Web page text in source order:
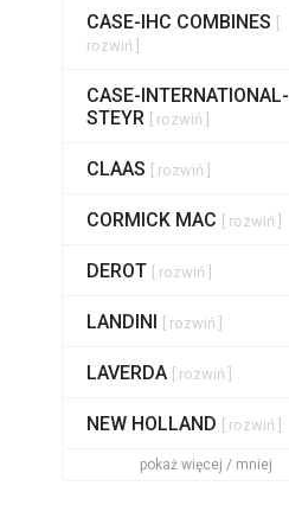
CASE-IHC COMBINES
rozwiń ]
CASE-INTERNATIONAL-
STEYR
[ rozwiń ]
CLAAS [ rozwiń ]
CORMICK MAC [ rozwiń ]
DEROT [ rozwiń ]
LANDINI [ rozwiń ]
LAVERDA [ rozwiń ]
NEW HOLLAND [ rozwiń ]
pokaż więcej / mniej